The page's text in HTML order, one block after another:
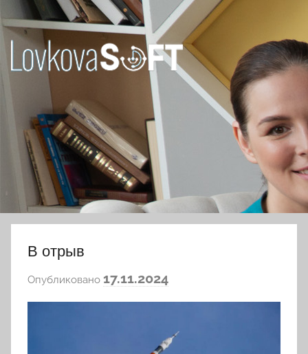
Перейти
к
содержимому
Ловкова
Елена
Юрьевна
В отрыв
Опубликовано 17.11.2024
р